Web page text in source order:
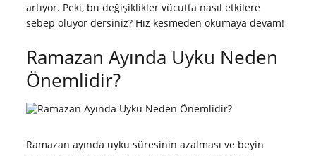
artıyor. Peki, bu değişiklikler vücutta nasıl etkilere
sebep oluyor dersiniz? Hız kesmeden okumaya devam!
Ramazan Ayında Uyku Neden
Önemlidir?
Ramazan ayında uyku süresinin azalması ve beyin